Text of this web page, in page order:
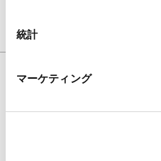
統計
マーケティング